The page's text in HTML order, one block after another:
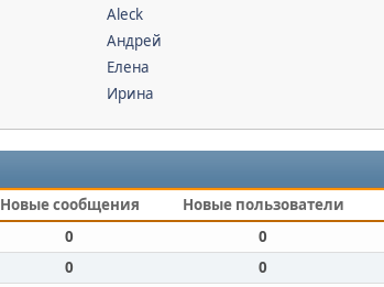
Aleck
Андрей
Елена
Ирина
Новые сообщения Новые пользователи
0 0
0 0